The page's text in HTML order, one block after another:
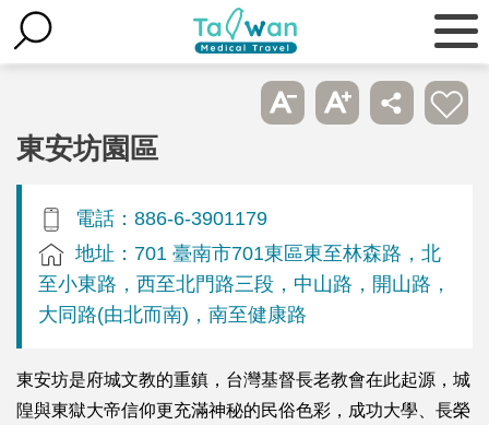
東安坊園區
電話：886-6-3901179
地址：701 臺南市701東區東至林森路，北
至小東路，西至北門路三段，中山路，開山路，
大同路(由北而南)，南至健康路
東安坊是府城文教的重鎮，台灣基督長老教會在此起源，城
隍與東獄大帝信仰更充滿神秘的民俗色彩，成功大學、長榮